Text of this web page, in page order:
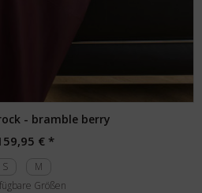
- bramble berry
€ *
S
M
Größen